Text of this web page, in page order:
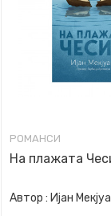
РОМАНСИ
На плажата
Автор : Ијан